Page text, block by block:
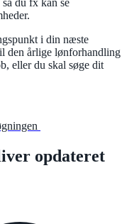
i din næste
den årlige lønforhandling
eller du skal søge dit
opdateret